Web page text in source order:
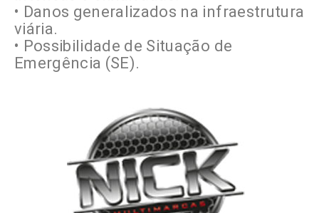
• Danos generalizados na infraestrutura
viária.
• Possibilidade de Situação de
Emergência (SE).